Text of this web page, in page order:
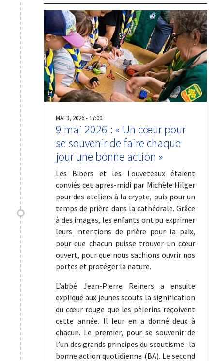
MAI 9, 2026 - 17:00
9 mai 2026 : « Un cœur pour
se souvenir de faire chaque
jour une bonne action »
Les Bibers et les Louveteaux étaient
conviés cet après-midi par Michèle Hilger
pour des ateliers à la crypte, puis pour un
temps de prière dans la cathédrale. Grâce
à des images, les enfants ont pu exprimer
leurs intentions de prière pour la paix,
pour que chacun puisse trouver un cœur
ouvert, pour que nous sachions ouvrir nos
portes et protéger la nature.
L’abbé Jean-Pierre Reiners a ensuite
expliqué aux jeunes scouts la signification
du cœur rouge que les pèlerins reçoivent
cette année. Il leur en a donné deux à
chacun. Le premier, pour se souvenir de
l’un des grands principes du scoutisme : la
bonne action quotidienne (BA). Le second